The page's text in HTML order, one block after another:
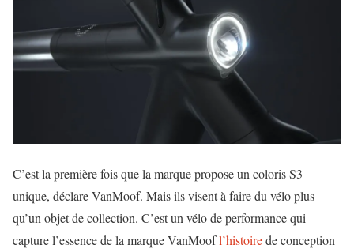
C’est la première fois que la marque propose un coloris S3
unique, déclare VanMoof. Mais ils visent à faire du vélo plus
qu’un objet de collection. C’est un vélo de performance qui
capture l’essence de la marque VanMoofl’histoirede conception